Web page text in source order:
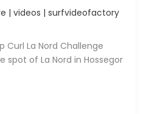
| videos | surfvideofactory
Curl La Nord Challenge
spot of La Nord in Hossegor